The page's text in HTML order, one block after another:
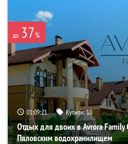
до 37%
01:09:19 Купили:10
Отдых для двоих в Avrora Family
Пяловским водохранилищем